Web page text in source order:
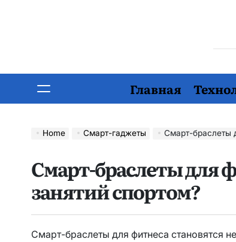
Главная
Home Смарт-гаджеты Смарт-браслеты
Смарт-браслеты для
занятий спортом?
Смарт-браслеты для фитнеса становятся